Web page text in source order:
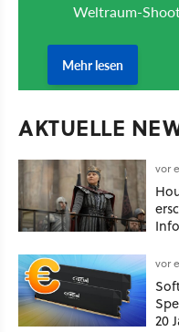
AKTUELLE
vor
vor
20